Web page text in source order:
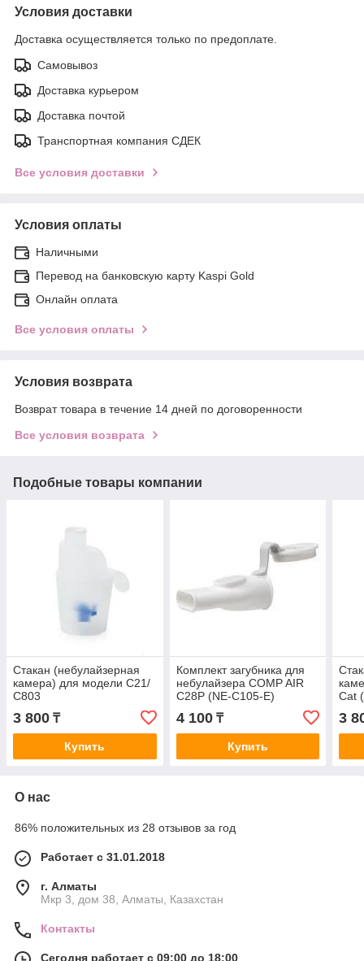
Условия доставки
Доставка осуществляется только по предоплате.
Самовывоз
Доставка курьером
Доставка почтой
Транспортная компания СДЕК
Все условия доставки
Условия оплаты
Наличными
Перевод на банковскую карту Kaspi Gold
Онлайн оплата
Все условия оплаты
Условия возврата
Возврат товара в течение 14 дней по договоренности
Все условия возврата
Подобные товары компании
Стакан (небулайзерная
камера) для модели С21/
С803
3 800 ₸
Купить
Комплект загубника для
небулайзера COMP AIR
C28P (NE-C105-E)
4 100₸
Купить
Cat
3
О нас
86% положительных из 28 отзывов за год
Работает с 31.01.2018
г. Алматы
Мкр 3, дом 38, Алматы, Казахстан
Контакты
Сегодня работает с 09:00 до 18:00